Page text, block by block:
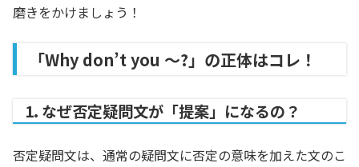
磨きをかけましょう！
「Why don’t you ～?」の正体はコレ！
1. なぜ否定疑問文が「提案」になるの？
否定疑問文は、通常の疑問文に否定の意味を加えた文のこ